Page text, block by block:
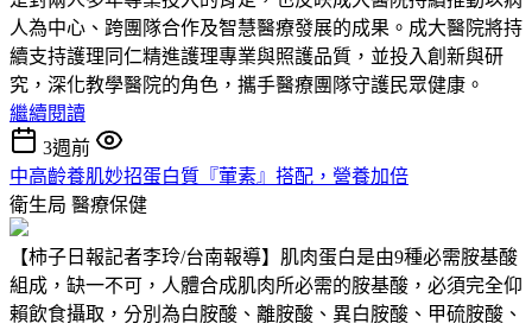
人為中心、跨團隊合作及智慧醫療發展的成果。成大醫院將持
續支持護理同仁精進護理專業與照護品質，並投入創新與研
究，深化教學醫院的角色，攜手醫療團隊守護民眾健康。
繼續閱讀
3週前
中高齡養肌妙招蛋白質『葷素』搭配，營養加倍
衛生局 醫療保健
【柿子日報記者李玲/台南報導】肌肉蛋白是由9種必需胺基酸
組成，缺一不可，人體合成肌肉所必需的胺基酸，必須完全仰
賴飲食攝取，分別為白胺酸、離胺酸、異白胺酸、甲硫胺酸、